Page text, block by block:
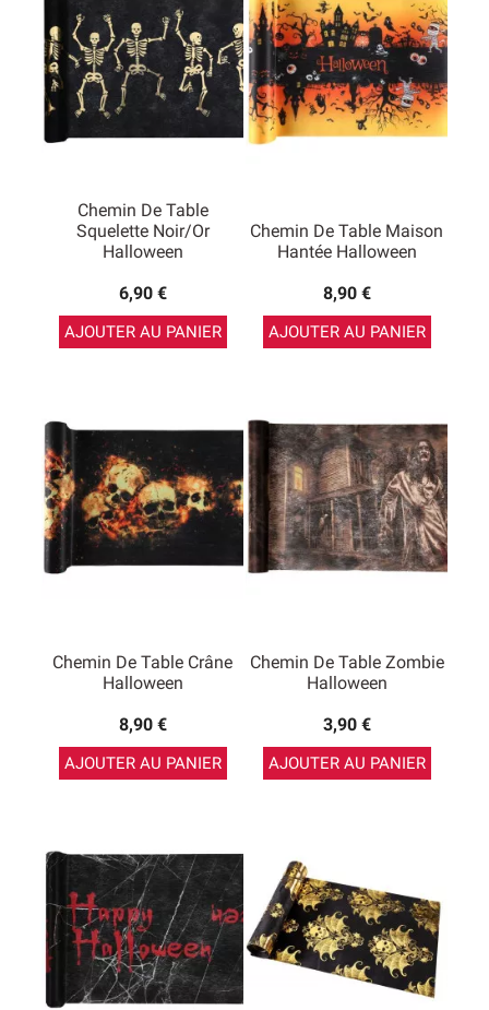
table d’Halloweenest même un indispensable si vous
avez une nappe unie.
Il existe des modèles de chemins de table Halloween
assez chics qui seront parfaits si vous souhaitez
composer une décoration chic qui sort de l’ordinaire.
Bien évidemment, nous proposons aussi des modèles
effrayants qui représentent parfaitement Halloween
Chemin De Table
Squelette Noir/or
Halloween
6,90 €
AJOUTER AU PANIER
Chemin De Table Maison
Hantée Halloween
8,90 €
AJOUTER AU PANIER
Chemin De Table Crâne
Halloween
8,90 €
AJOUTER AU PANIER
Chemin De Table Zombie
Halloween
3,90 €
AJOUTER AU PANIER